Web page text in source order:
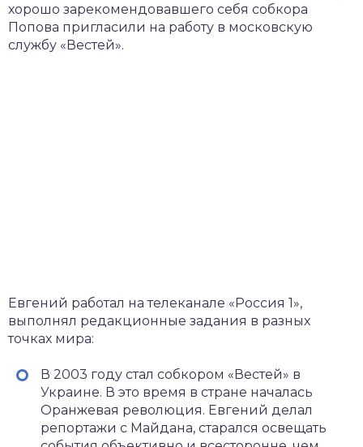
хорошо зарекомендовавшего себя собкора
Попова пригласили на работу в московскую
службу «Вестей».
Евгений работал на телеканале «Россия 1»,
выполнял редакционные задания в разных
точках мира:
В 2003 году стал собкором «Вестей» в
Украине. В это время в стране началась
Оранжевая революция. Евгений делал
репортажи с Майдана, старался освещать